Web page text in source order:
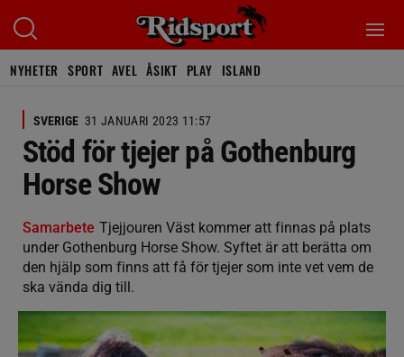
NYHETER SPORT AVEL ÅSIKT PLAY ISLAND
SVERIGE 31 JANUARI 2023 11:57
Stöd för tjejer på Gothenburg
Horse Show
Samarbete Tjejjouren Väst kommer att finnas på plats
under Gothenburg Horse Show. Syftet är att berätta om
den hjälp som finns att få för tjejer som inte vet vem de
ska vända dig till.